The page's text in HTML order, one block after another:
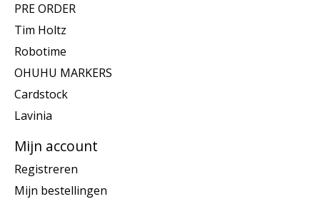
PRE ORDER
Tim Holtz
Robotime
OHUHU MARKERS
Cardstock
Lavinia
Mijn account
Registreren
Mijn bestellingen